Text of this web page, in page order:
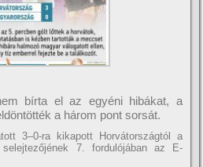
bí­rta el az egyéni hibákat, a
a három pont sorsát.
3–0-ra kikapott Horvátországtól a
selejtezőjének 7. fordulójában az E-